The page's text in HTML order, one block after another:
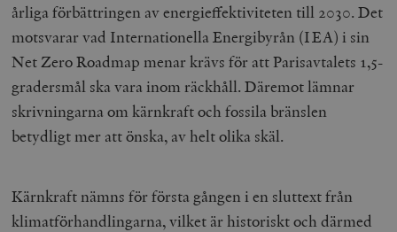
årliga förbättringen av energieffektiviteten till 2030. Det
motsvarar vad Internationella Energibyrån (IEA) i sin
Net Zero Roadmap menar krävs för att Parisavtalets 1,5-
gradersmål ska vara inom räckhåll. Däremot lämnar
skrivningarna om kärnkraft och fossila bränslen
betydligt mer att önska, av helt olika skäl.
Kärnkraft nämns för första gången i en sluttext från
klimatförhandlingarna, vilket är historiskt och därmed